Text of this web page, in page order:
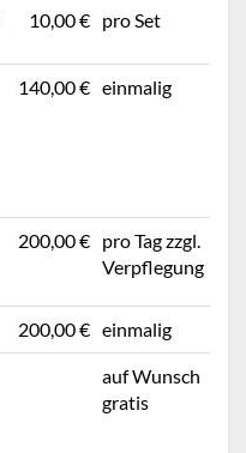
10,00 € pro Set
140,00 € einmalig
200,00 € pro Tag zzgl.
Verpflegung
200,00 € einmalig
auf Wunsch
gratis